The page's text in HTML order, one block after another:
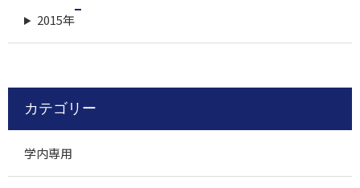
2015年
カテゴリー
学内専用